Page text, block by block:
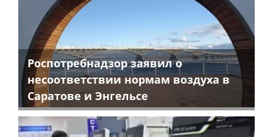
Роспотребнадзор заявил о
несоответствии нормам воздуха в
Саратове и Энгельсе